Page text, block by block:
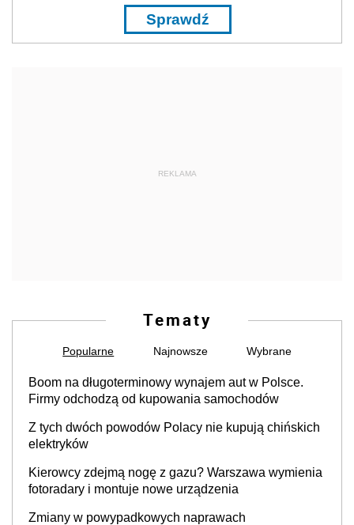
Sprawdź
REKLAMA
Tematy
Popularne Najnowsze Wybrane
Boom na długoterminowy wynajem aut w Polsce.
Firmy odchodzą od kupowania samochodów
Z tych dwóch powodów Polacy nie kupują chińskich
elektryków
Kierowcy zdejmą nogę z gazu? Warszawa wymienia
fotoradary i montuje nowe urządzenia
Zmiany w powypadkowych naprawach